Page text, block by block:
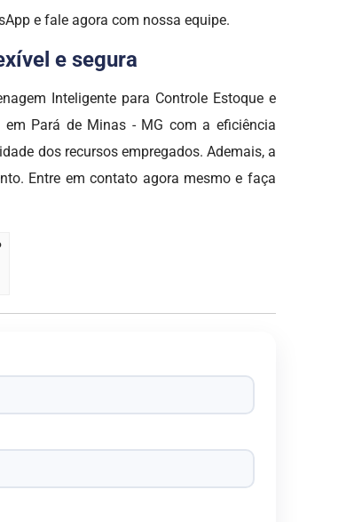
e fale agora com nossa equipe.
e segura
Inteligente para Controle Estoque e
Pará de Minas - MG com a eficiência
dos recursos empregados. Ademais, a
Entre em contato agora mesmo e faça